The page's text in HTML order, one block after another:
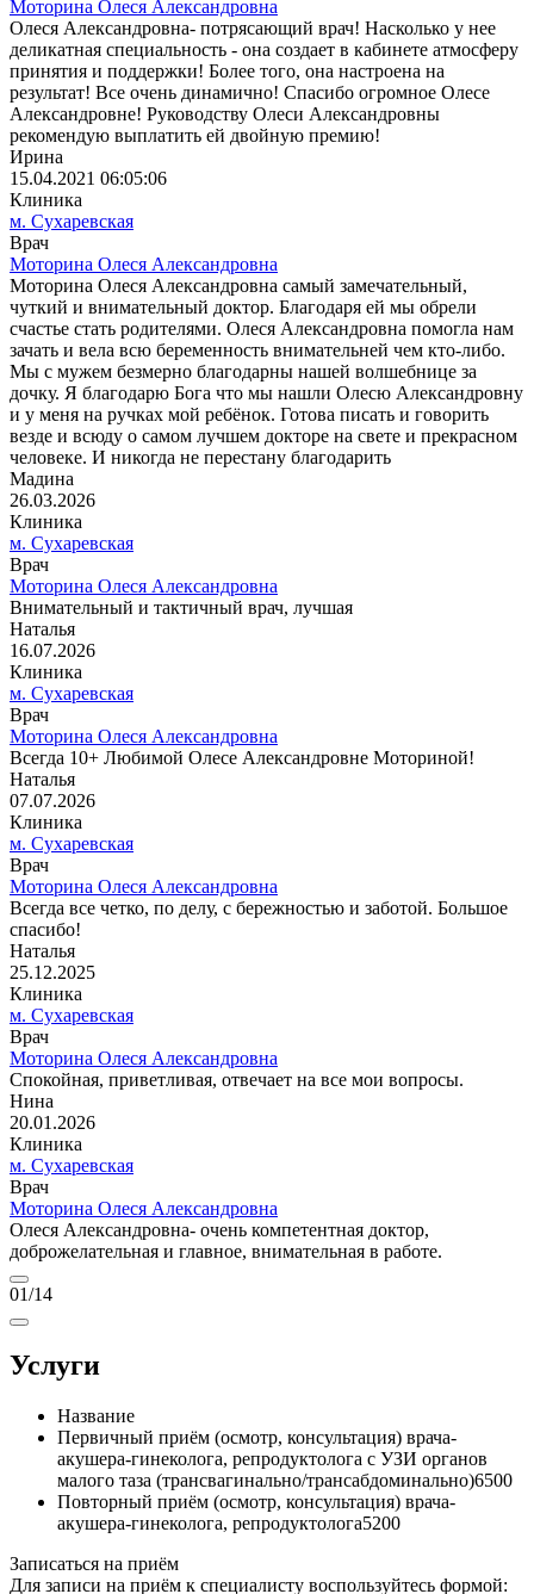
Моторина Олеся Александровна
Олеся Александровна- потрясающий врач! Насколько у нее
деликатная специальность - она создает в кабинете атмосферу
принятия и поддержки! Более того, она настроена на
результат! Все очень динамично! Спасибо огромное Олесе
Александровне! Руководству Олеси Александровны
рекомендую выплатить ей двойную премию! ️
Ирина
15.04.2021 06:05:06
Клиника
м. Сухаревская
Врач
Моторина Олеся Александровна
Моторина Олеся Александровна самый замечательный,
чуткий и внимательный доктор. Благодаря ей мы обрели
счастье стать родителями. Олеся Александровна помогла нам
зачать и вела всю беременность внимательней чем кто-либо.
Мы с мужем безмерно благодарны нашей волшебнице за
дочку. Я благодарю Бога что мы нашли Олесю Александровну
и у меня на ручках мой ребёнок. Готова писать и говорить
везде и всюду о самом лучшем докторе на свете и прекрасном
человеке. И никогда не перестану благодарить
Мадина
26.03.2026
Клиника
м. Сухаревская
Врач
Моторина Олеся Александровна
Внимательный и тактичный врач, лучшая
Наталья
16.07.2026
Клиника
м. Сухаревская
Врач
Моторина Олеся Александровна
Всегда 10+ Любимой Олесе Александровне Моториной!
Наталья
07.07.2026
Клиника
м. Сухаревская
Врач
Моторина Олеся Александровна
Всегда все четко, по делу, с бережностью и заботой. Большое
спасибо!
Наталья
25.12.2025
Клиника
м. Сухаревская
Врач
Моторина Олеся Александровна
Спокойная, приветливая, отвечает на все мои вопросы.
Нина
20.01.2026
Клиника
м. Сухаревская
Врач
Моторина Олеся Александровна
Олеся Александровна- очень компетентная доктор,
доброжелательная и главное, внимательная в работе.
01/14
Услуги
Название
Первичный приём (осмотр, консультация) врача-
акушера-гинеколога, репродуктолога с УЗИ органов
малого таза (трансвагинально/трансабдоминально)6500
Повторный приём (осмотр, консультация) врача-
акушера-гинеколога, репродуктолога5200
Записаться на приём
Для записи на приём к специалисту воспользуйтесь формой: